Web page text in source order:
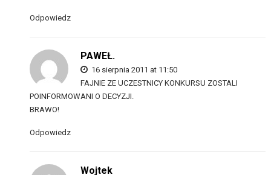
Odpowiedz
PAWEŁ.
16 sierpnia 2011 at 11:50
FAJNIE ZE UCZESTNICY KONKURSU ZOSTALI
POINFORMOWANI O DECYZJI.
BRAWO!
Odpowiedz
Wojtek